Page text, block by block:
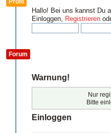
Profil
Hallo! Bei uns kannst Du
Einloggen, Registrieren
Forum
Warnung!
Nur
Bitte
Einloggen